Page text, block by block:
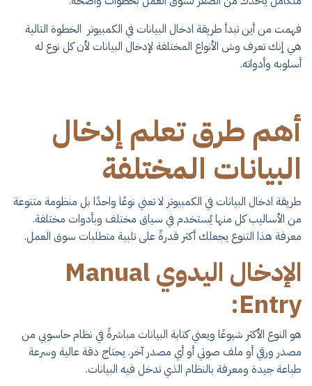
فهمت من أين تبدأ ​طريقة ادخال البيانات في الكمبيوتر​ الخطوة التالية
هي إنك تعرف وش الأنواع المختلفة لإدخال البيانات لأن كل نوع له
أسلوبه وأدواته.
أهم طرق تعلم إدخال
البيانات المختلفة
​طريقة ادخال البيانات في الكمبيوتر​ لا تعني نوعًا واحدًا بل منظومة متنوعة
من الأساليب كل منها يُستخدم في سياق مختلف وبأدوات مختلفة.
معرفة هذا التنوع يجعلك أكثر قدرةً على تلبية متطلبات سوق العمل.
الإدخال اليدوي Manual
Entry:
هو النوع الأكثر شيوعًا ويعني كتابة البيانات مباشرةً في نظام حاسوبي من
مصدر ورقي أو ملف صوتي أو أي مصدر آخر. يحتاج دقة عالية وسرعة
طباعة جيدة ومعرفة بالنظام الذي تدخل فيه البيانات.